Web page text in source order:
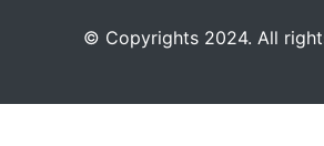
©️ Copyrights 2024. All